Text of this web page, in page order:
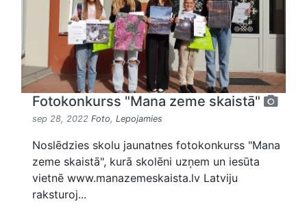
Fotokonkurss "Mana zeme skaistā"
sep 28, 2022 Foto, Lepojamies
Noslēdzies skolu jaunatnes fotokonkurss "Mana
zeme skaistā", kurā skolēni uzņem un iesūta
vietnē www.manazemeskaista.lv Latviju
raksturoj...